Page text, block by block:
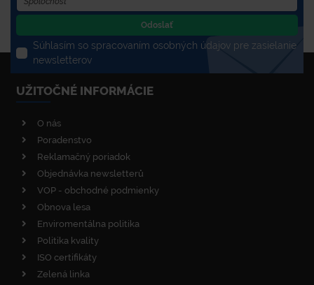
Odoslať
Súhlasím so spracovaním osobných údajov pre zasielanie
newsletterov
UŽITOČNÉ INFORMÁCIE
O nás
Poradenstvo
Reklamačný poriadok
Objednávka newsletterů
VOP - obchodné podmienky
Obnova lesa
Enviromentálna politika
Politika kvality
ISO certifikáty
Zelená linka